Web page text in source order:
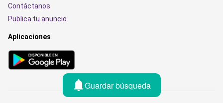
Guardar búsqueda
Contáctanos
Publica tu anuncio
Aplicaciones